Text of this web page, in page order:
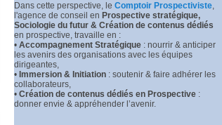
Dans cette perspective, l e Comptoir Prospectiviste,
l'agence de conseil en Prospective stratégique,
Sociologie du futur & Création de contenus dédiés
en prospective, travaille en :
• Accompagnement Stratégique : nourrir & anticiper
les avenirs des organisations avec les équipes
dirigeantes,
• Immersion & Initiation : soutenir & faire adhérer les
collaborateurs,
• Création de contenus dédiés en Prospective :
donner envie & appréhender l’avenir.